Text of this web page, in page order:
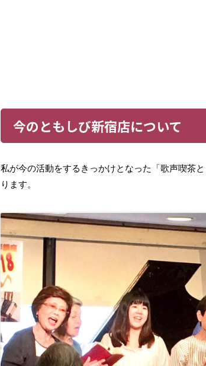
今のともしび新宿店について
私が今の活動をするきっかけとなった「歌声喫茶
ります。